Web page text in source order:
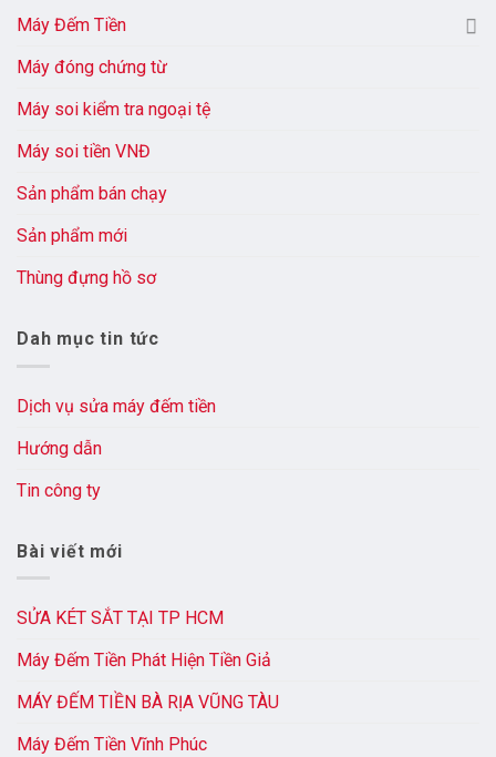
Máy Đếm Tiền
Máy đóng chứng từ
Máy soi kiểm tra ngoại tệ
Máy soi tiền VNĐ
Sản phẩm bán chạy
Sản phẩm mới
Thùng đựng hồ sơ
Dah mục tin tức
Dịch vụ sửa máy đếm tiền
Hướng dẫn
Tin công ty
Bài viết mới
SỬA KÉT SẮT TẠI TP HCM
Máy Đếm Tiền Phát Hiện Tiền Giả
MÁY ĐẾM TIỀN BÀ RỊA VŨNG TÀU
Máy Đếm Tiền Vĩnh Phúc